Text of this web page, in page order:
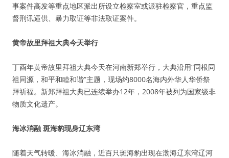
事案件高发等重点地区派出所设立检察室或派驻检察官，重点监
督刑讯逼供、暴力取证等非法取证案件。
黄帝故里拜祖大典今天举行
丁酉年黄帝故里拜祖大典今天在河南新郑举行，大典沿用“同根同
祖同源，和平和睦和谐”主题，现场约8000名海内外华人华侨祭
拜祈福。新郑拜祖大典已连续举办12年，2008年被列为国家级非
物质文化遗产。
海冰消融 斑海豹现身辽东湾
随着天气转暖、海冰消融，近百只斑海豹出现在渤海辽东湾辽河